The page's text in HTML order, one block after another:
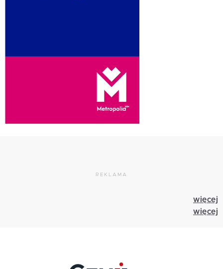
REKLAMA
więcej
więcej